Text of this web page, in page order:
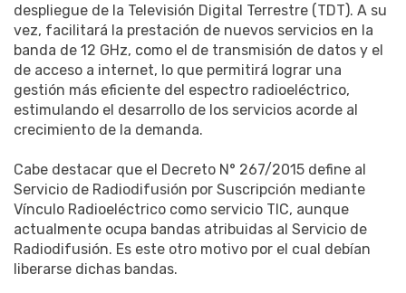
despliegue de la Televisión Digital Terrestre (TDT). A su
vez, facilitará la prestación de nuevos servicios en la
banda de 12 GHz, como el de transmisión de datos y el
de acceso a internet, lo que permitirá lograr una
gestión más eficiente del espectro radioeléctrico,
estimulando el desarrollo de los servicios acorde al
crecimiento de la demanda.
Cabe destacar que el Decreto N° 267/2015 define al
Servicio de Radiodifusión por Suscripción mediante
Vínculo Radioeléctrico como servicio TIC, aunque
actualmente ocupa bandas atribuidas al Servicio de
Radiodifusión. Es este otro motivo por el cual debían
liberarse dichas bandas.